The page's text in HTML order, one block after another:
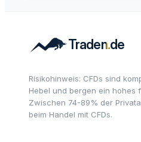
Risikohinweis: CFDs sind
Hebel und bergen ein hohes
Zwischen 74-89% der
beim Handel mit CFDs.